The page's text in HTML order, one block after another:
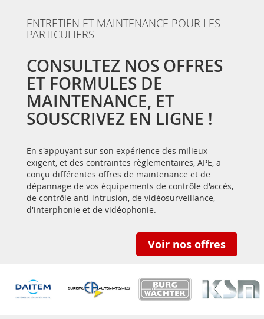
ENTRETIEN ET MAINTENANCE POUR LES
PARTICULIERS
CONSULTEZ NOS OFFRES
ET FORMULES DE
MAINTENANCE, ET
SOUSCRIVEZ EN LIGNE !
En s'appuyant sur son expérience des milieux
exigent, et des contraintes règlementaires, APE, a
conçu différentes offres de maintenance et de
dépannage de vos équipements de contrôle d'accès,
de contrôle anti-intrusion, de vidéosurveillance,
d'interphonie et de vidéophonie.
Voir nos offres